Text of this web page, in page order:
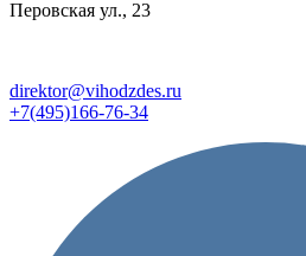
Перовская ул., 23
direktor@vihodzdes.ru
+7(495)166-76-34